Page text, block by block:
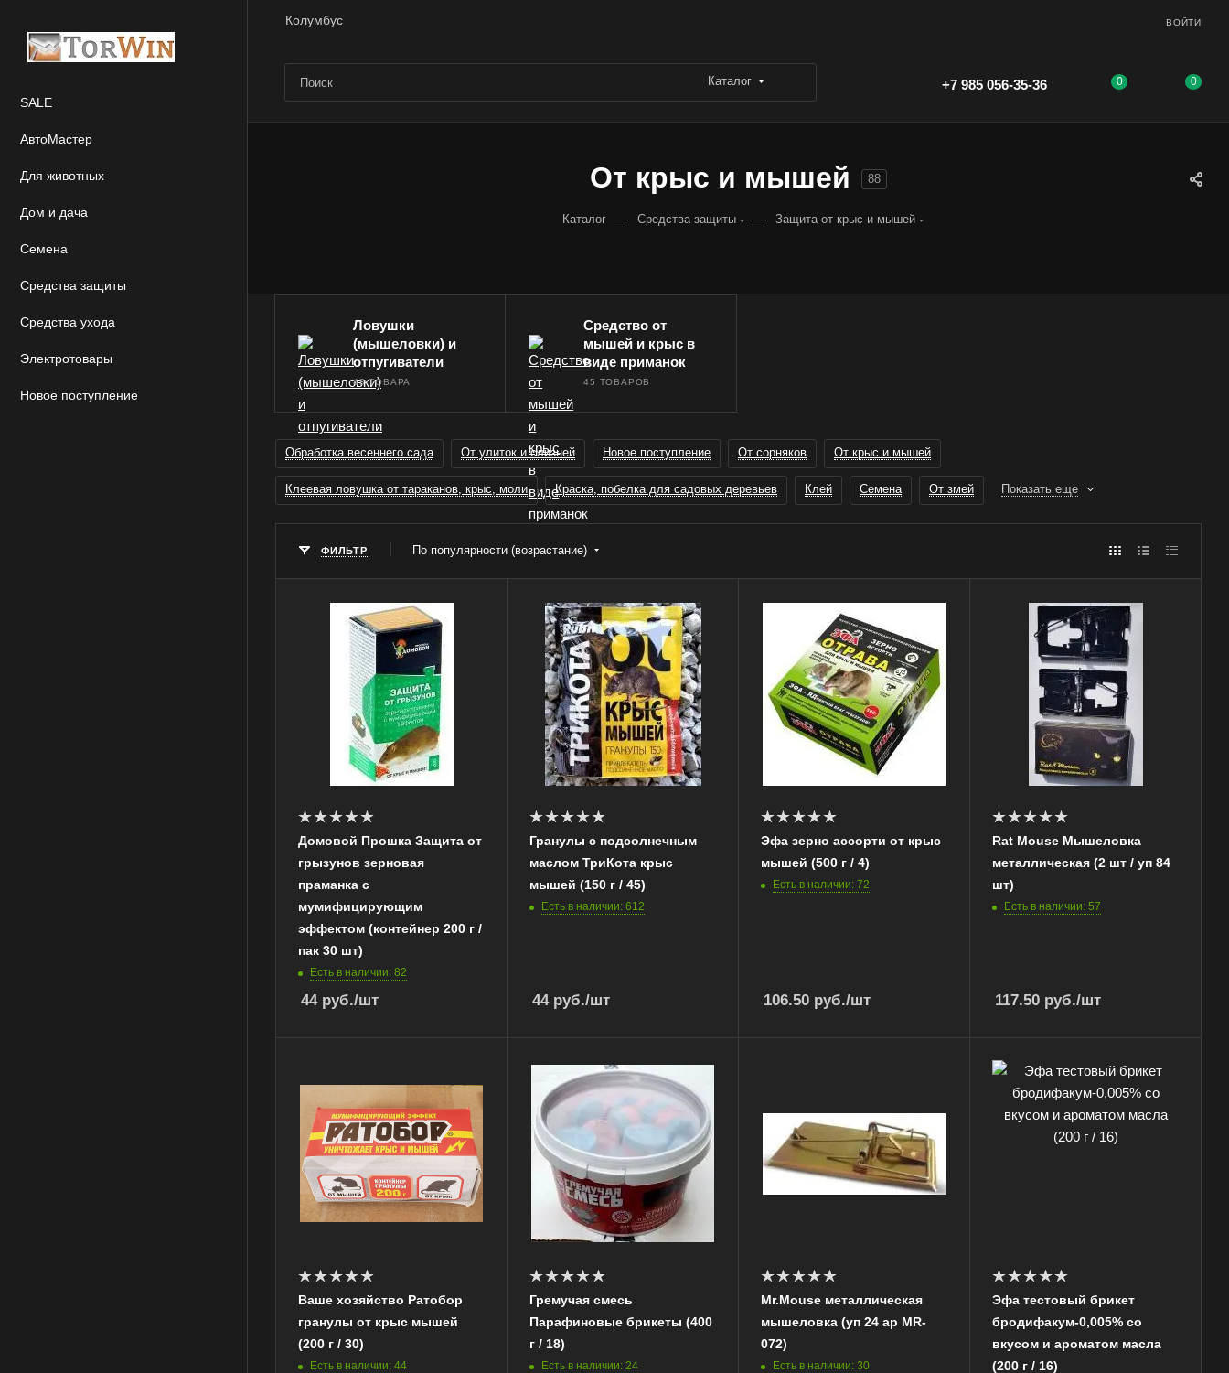
Колумбус ВОЙТИ
Каталог +7 985 056-35-36 0 0
SALE
АвтоМастер
Для животных
Дом и дача
Семена
Средства защиты
Средства ухода
Электротовары
Новое поступление
От крыс и мышей 88
Каталог — Средства защиты — Защита от крыс и мышей
Ловушки
(мышеловки) и
отпугиватели
43 ТОВАРА
Средство от
мышей и крыс в
виде приманок
45 ТОВАРОВ
Обработка весеннего сада От улиток и слизней Новое поступление От сорняков От крыс и мышей
Клеевая ловушка от тараканов, крыс, моли Краска, побелка для садовых деревьев Клей Семена От змей Показать еще
ФИЛЬТР По популярности (возрастание)
Домовой Прошка Защита от
грызунов зерновая
праманка с
мумифицирующим
эффектом (контейнер 200 г /
пак 30 шт)
Есть в наличии: 82
44руб./шт
Гранулы с подсолнечным
маслом ТриКота крыс
мышей (150 г / 45)
Есть в наличии: 612
44руб./шт
Эфа зерно ассорти от крыс
мышей (500 г / 4)
Есть в наличии: 72
106.50 руб./шт
Rat Mouse Мышеловка
металлическая (2 шт / уп 84
шт)
Есть в наличии: 57
117.50 руб./шт
Ваше хозяйство Ратобор
гранулы от крыс мышей
(200 г / 30)
Есть в наличии: 44
Гремучая смесь
Парафиновые брикеты (400
г / 18)
Есть в наличии: 24
Mr.Mouse металлическая
мышеловка (уп 24 ар MR-
072)
Есть в наличии: 30
Эфа тестовый брикет
бродифакум-0,005% со
вкусом и ароматом масла
(200 г / 16)